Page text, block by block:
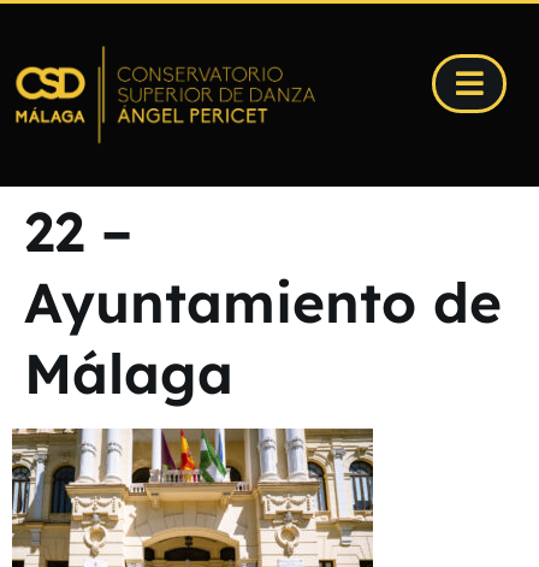
22 –
Ayuntamiento de
Málaga